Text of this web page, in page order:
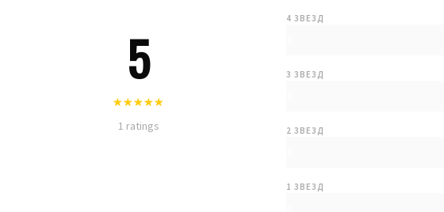
5
1 ratings
4 ЗВЕЗД
3 ЗВЕЗД
2 ЗВЕЗД
1 ЗВЕЗД